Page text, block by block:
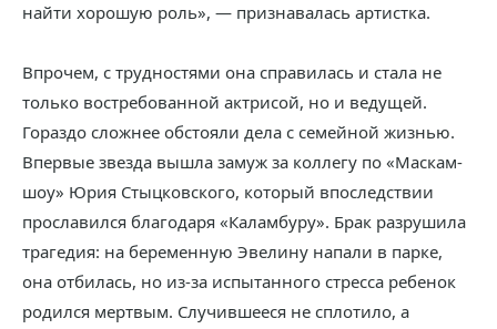
найти хорошую роль», — признавалась артистка.
Впрочем, с трудностями она справилась и стала не
только востребованной актрисой, но и ведущей.
Гораздо сложнее обстояли дела с семейной жизнью.
Впервые звезда вышла замуж за коллегу по «Маскам-
шоу» Юрия Стыцковского, который впоследствии
прославился благодаря «Каламбуру». Брак разрушила
трагедия: на беременную Эвелину напали в парке,
она отбилась, но из-за испытанного стресса ребенок
родился мертвым. Случившееся не сплотило, а